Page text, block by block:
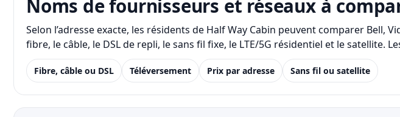
Noms de fournisseurs et réseaux à
Selon l’adresse exacte, les résidents de Half Way Cabin peuvent comparer Bell,
fibre, le câble, le DSL de repli, le sans fil fixe, le LTE/5G résidentiel et le
Fibre, câble ou DSL Téléversement Prix par adresse Sans fil ou satellite